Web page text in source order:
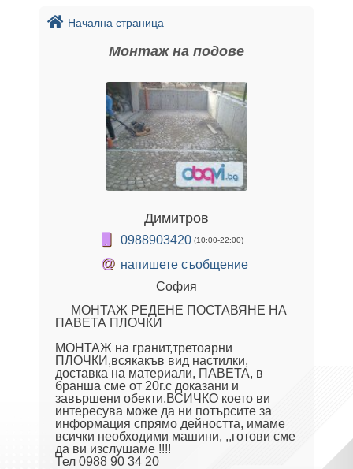
Начална страница
Монтаж на подове
Димитров
0988903420 (10:00-22:00)
@ напишете съобщение
София
МОНТАЖ РЕДЕНЕ ПОСТАВЯНЕ НА
ПАВЕТА ПЛОЧКИ
МОНТАЖ на гранит,третоарни
ПЛОЧКИ,всякакъв вид настилки,
доставка на материали, ПАВЕТА, в
бранша сме от 20г.с доказани и
завършени обекти,ВСИЧКО което ви
интересува може да ни потърсите за
информация спрямо дейността, имаме
всички необходими машини, ,,готови сме
да ви изслушаме !!!!
Тел 0988 90 34 20